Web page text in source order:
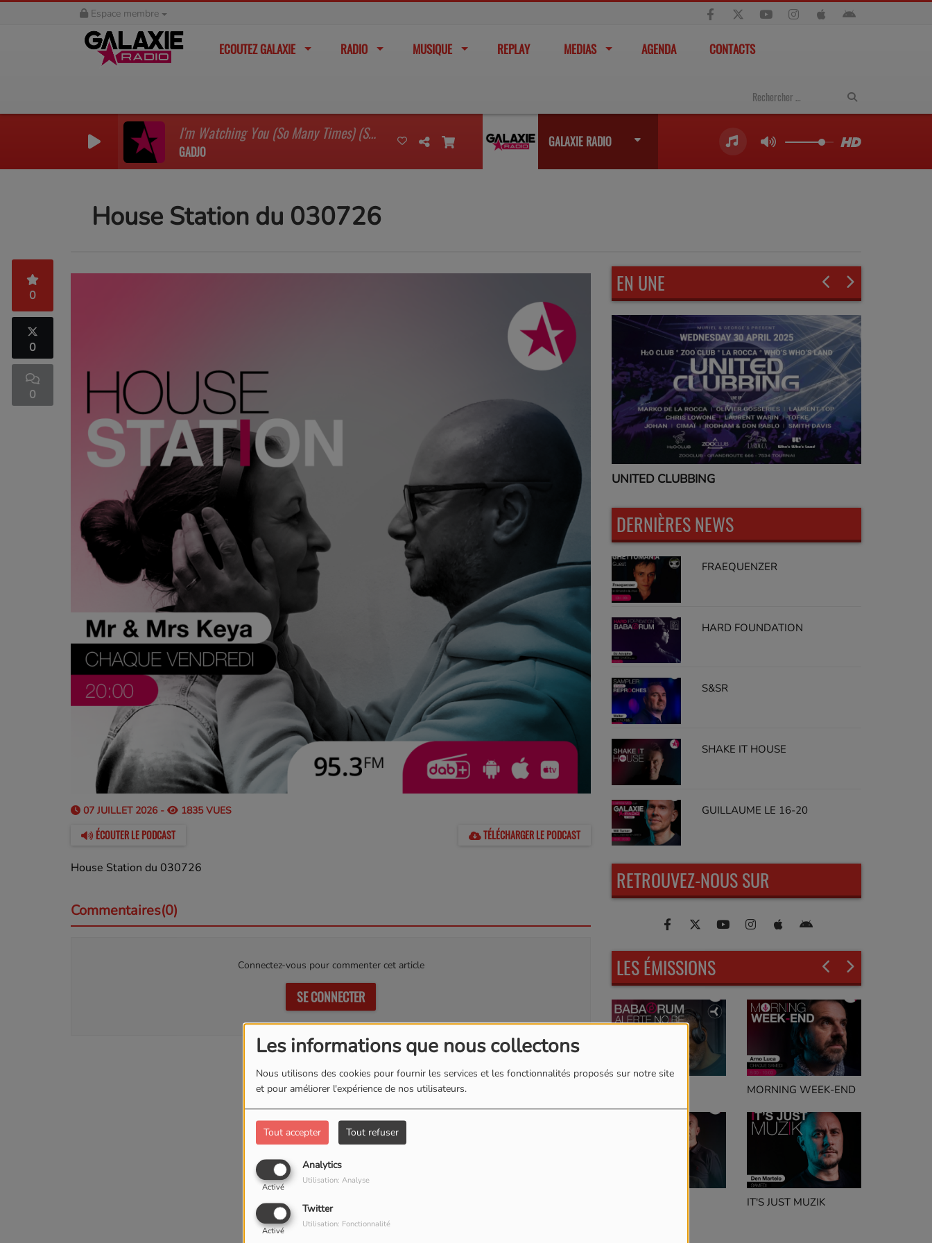
Les informations que nous collectons
Nous utilisons des cookies pour fournir les services et les fonctionnalités proposés sur notre site
et pour améliorer l'expérience de nos utilisateurs.
Tout accepter Tout refuser
Analytics
Activé
Utilisation: Analyse
Twitter
Activé
Utilisation: Fonctionnalité
Espace membre
ECOUTEZ GALAXIE RADIO MUSIQUE REPLAY MEDIAS AGENDA CONTACTS
I'm Watching You (So Many Times) (Sean Finn Remix)
GADJO
GALAXIE RADIO
House Station du 030726
0
0
0
07 JUILLET 2026 - 1835 VUES
ÉCOUTER LE PODCAST TÉLÉCHARGER LE PODCAST
House Station du 030726
Commentaires(0)
Connectez-vous pour commenter cet article
SE CONNECTER
EN UNE
UNITED CLUBBING UNITED CLUBBING UNITED CLUBBING
DERNIÈRES NEWS
FRAEQUENZER
HARD FOUNDATION
S&SR
SHAKE IT HOUSE
GUILLAUME LE 16-20
RETROUVEZ-NOUS SUR
LES ÉMISSIONS
MORNING WEEK-END
IT'S JUST MUZIK